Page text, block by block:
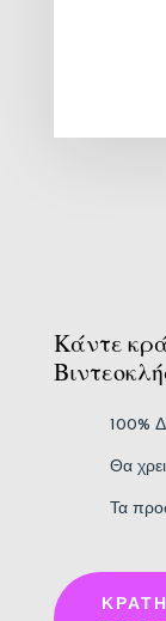
Κάντε
100%
Θα
Τα